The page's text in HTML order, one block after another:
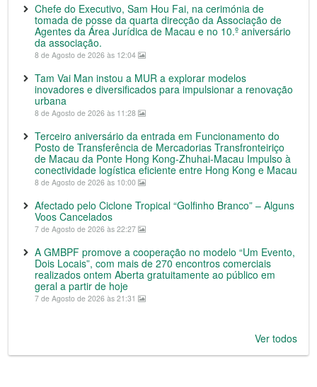
Chefe do Executivo, Sam Hou Fai, na cerimónia de
tomada de posse da quarta direcção da Associação de
Agentes da Área Jurídica de Macau e no 10.º aniversário
da associação.
8 de Agosto de 2026 às 12:04
Tam Vai Man instou a MUR a explorar modelos
inovadores e diversificados para impulsionar a renovação
urbana
8 de Agosto de 2026 às 11:28
Terceiro aniversário da entrada em Funcionamento do
Posto de Transferência de Mercadorias Transfronteiriço
de Macau da Ponte Hong Kong-Zhuhai-Macau Impulso à
conectividade logística eficiente entre Hong Kong e Macau
8 de Agosto de 2026 às 10:00
Afectado pelo Ciclone Tropical “Golfinho Branco” – Alguns
Voos Cancelados
7 de Agosto de 2026 às 22:27
A GMBPF promove a cooperação no modelo “Um Evento,
Dois Locais”, com mais de 270 encontros comerciais
realizados ontem Aberta gratuitamente ao público em
geral a partir de hoje
7 de Agosto de 2026 às 21:31
Ver todos